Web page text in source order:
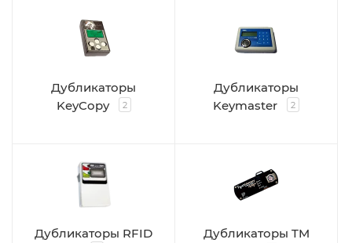
Дубликаторы
KeyCopy
2
Дубликаторы
Keymaster
2
Дубликаторы RFID
Дубликаторы TM